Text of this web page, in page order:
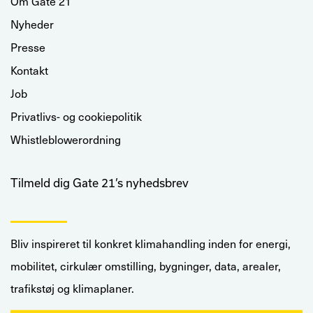
Nyheder
Presse
Kontakt
Job
Privatlivs- og cookiepolitik
Whistleblowerordning
Tilmeld dig Gate 21’s nyhedsbrev
Bliv inspireret til konkret klimahandling inden for energi,
mobilitet, cirkulær omstilling, bygninger, data, arealer,
trafikstøj og klimaplaner.